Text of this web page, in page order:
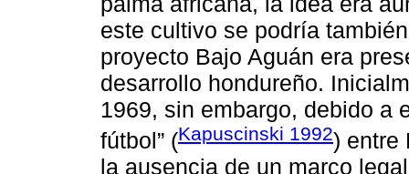
este cultivo se podría
proyecto Bajo Aguán era
desarrollo hondureño.
1969, sin embargo, debido a
fútbol” (Kapuscinski 1992) entre
la ausencia de un marco